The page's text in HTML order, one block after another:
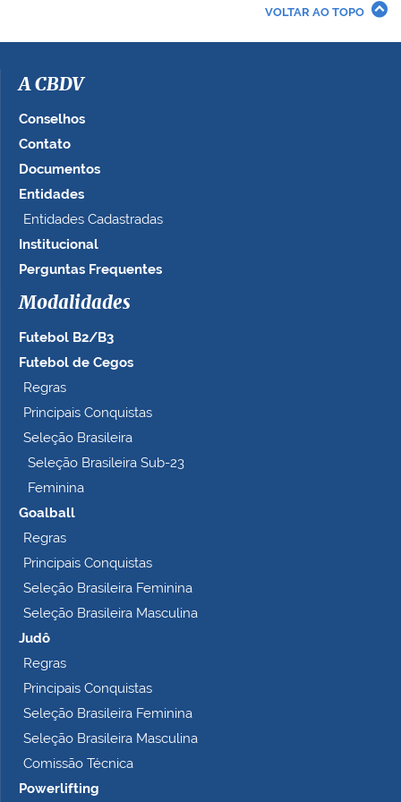
i
a
e
o
t
a
n
o
o
m
e
t
VOLTAR AO TOPO
A CBDV
Conselhos
Contato
Documentos
Entidades
Entidades Cadastradas
Institucional
Perguntas Frequentes
Modalidades
Futebol B2/B3
Futebol de Cegos
Regras
Principais Conquistas
Seleção Brasileira
Seleção Brasileira Sub-23
Feminina
Goalball
Regras
Principais Conquistas
Seleção Brasileira Feminina
Seleção Brasileira Masculina
Judô
Regras
Principais Conquistas
Seleção Brasileira Feminina
Seleção Brasileira Masculina
Comissão Técnica
Powerlifting